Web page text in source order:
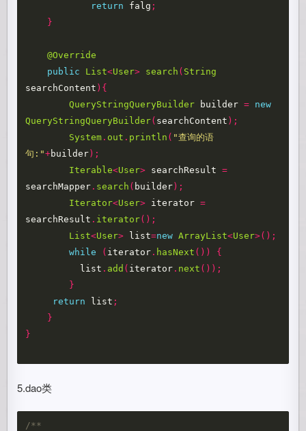
return
falg ;
}
@Override
public
List<User> search ( String
searchContent ){
QueryStringQueryBuilder
builder = new
QueryStringQueryBuilder( searchContent );
System . out . println ( "查询的语
句:"+builder );
Iterable<User> searchResult
=
searchMapper . search ( builder );
Iterator<User> iterator =
searchResult . iterator();
List<User> list=new ArrayList<User>();
while
( iterator . hasNext ())
{
list . add ( iterator . next ());
}
return
list ;
}
}
5.dao类
/**